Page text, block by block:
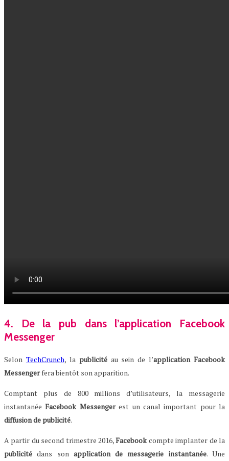
4. De la pub dans l’application Facebook
Messenger
Selon TechCrunch, la publicitéau sein de l’application Facebook
Messengerfera bientôt son apparition.
Comptant plus de 800 millions d’utilisateurs, la messagerie
instantanéeFacebook Messengerest un canal important pour la
diffusiondepublicité.
A partir du second trimestre 2016,Facebook compte implanter de la
publicité dans son application de messagerie instantanée. Une